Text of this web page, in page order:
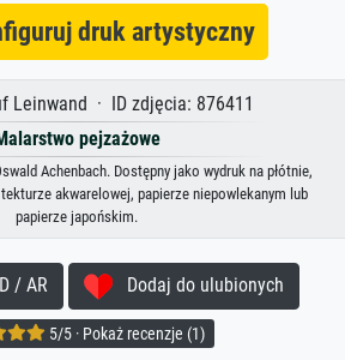
druk artystyczny
Leinwand · ID zdjęcia: 876411
pejzażowe
Achenbach. Dostępny jako wydruk na płótnie,
akwarelowej, papierze niepowlekanym lub
papierze japońskim.
/ AR Dodaj do ulubionych
5/5 · Pokaż recenzje (1)